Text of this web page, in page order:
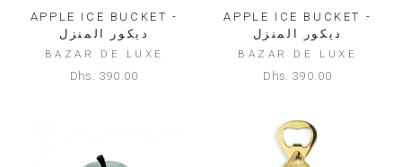
APPLE ICE BUCKET -
ديكور المنزل
BAZAR DE LUXE
Dhs. 390.00
APPLE ICE BUCKET -
ديكور المنزل
BAZAR DE LUXE
Dhs. 390.00